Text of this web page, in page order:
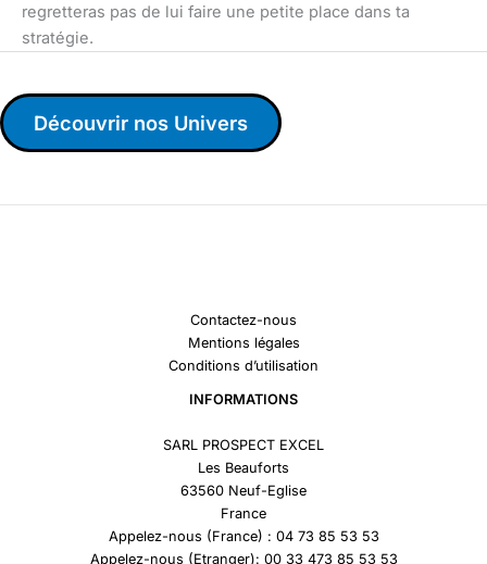
regretteras pas de lui faire une petite place dans ta
stratégie.
Découvrir nos Univers
Contactez-nous
Mentions légales
Conditions d’utilisation
INFORMATIONS
SARL PROSPECT EXCEL
Les Beauforts
63560 Neuf-Eglise
France
Appelez-nous (France) : 04 73 85 53 53
Appelez-nous (Etranger): 00 33 473 85 53 53